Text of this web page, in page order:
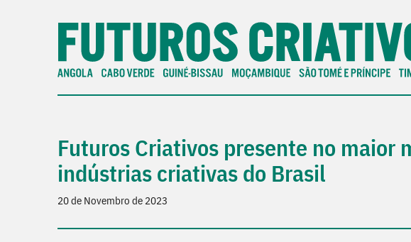
Futuros Criativos presente no maior
indústrias criativas do Brasil
20 de Novembro de 2023